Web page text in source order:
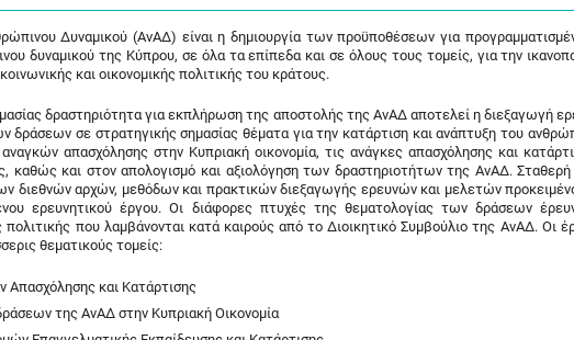
Δυναμικού (ΑνΑΔ) είναι η δημιουργία των προϋποθέσεων για
δυναμικού της Κύπρου, σε όλα τα επίπεδα και σε όλους τους τομείς, για την
και οικονομικής πολιτικής του κράτους.
δραστηριότητα για εκπλήρωση της αποστολής της ΑνΑΔ αποτελεί η διεξαγωγή
δράσεων σε στρατηγικής σημασίας θέματα για την κατάρτιση και ανάπτυξη του
απασχόλησης στην Κυπριακή οικονομία, τις ανάγκες απασχόλησης και
καθώς και στον απολογισμό και αξιολόγηση των δραστηριοτήτων της ΑνΑΔ. Σταθερή
διεθνών αρχών, μεθόδων και πρακτικών διεξαγωγής ερευνών και μελετών
ερευνητικού έργου. Οι διάφορες πτυχές της θεματολογίας των δράσεων
πολιτικής που λαμβάνονται κατά καιρούς από το Διοικητικό Συμβούλιο της ΑνΑΔ. Οι
θεματικούς τομείς:
και Κατάρτισης
της ΑνΑΔ στην Κυπριακή Οικονομία